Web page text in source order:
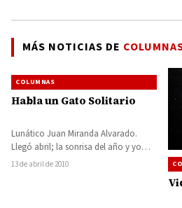
MÁS NOTICIAS DE
COLUMNAS
Habla un Gato Solitario
Lunático Juan Miranda Alvarado.
Llegó abril; la sonrisa del año y yo
estoy bien solo, casi abandonado,
13 de abril de 2010